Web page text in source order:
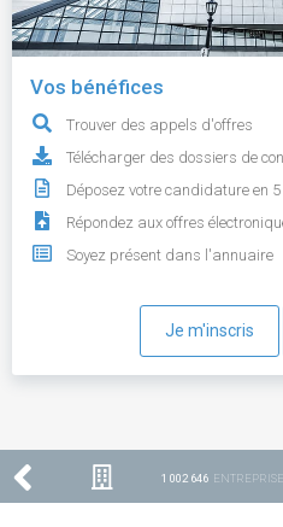
Vos bénéfices
Trouver des appels d'offres
Télécharger des dossiers de
Déposez votre candidature en
Répondez aux offres
Soyez présent dans l'annuaire
Je m'inscris
1 002 646